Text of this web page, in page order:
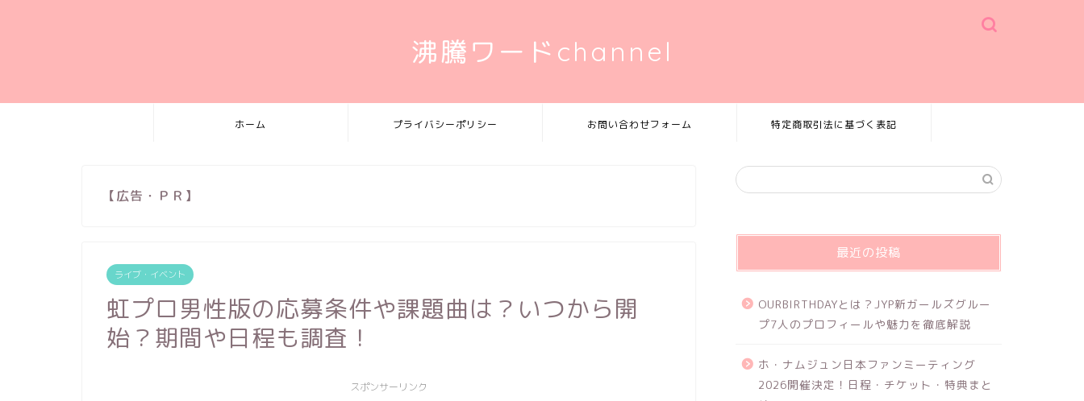
沸騰ワードchannel
ホーム プライバシーポリシー お問い合わせフォーム 特定商取引法に基づく表記
【広告・ＰＲ】
ライブ・イベント
虹プロ男性版の応募条件や課題曲は？いつから開
始？期間や日程も調査！
スポンサーリンク
最近の投稿
OURBIRTHDAYとは？JYP新ガールズグルー
プ7人のプロフィールや魅力を徹底解説
ホ・ナムジュン日本ファンミーティング
2026開催決定！日程・チケット・特典まと